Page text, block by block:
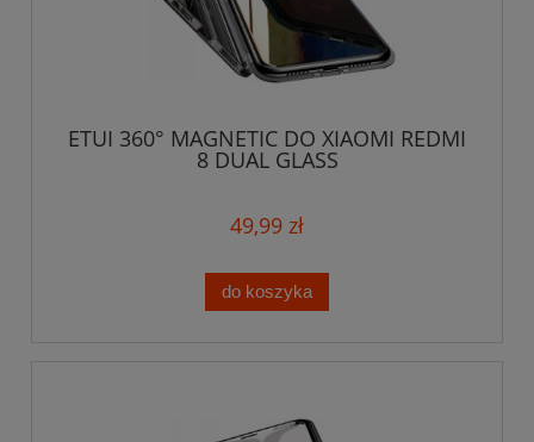
ETUI 360° MAGNETIC DO XIAOMI REDMI
8 DUAL GLASS
49,99 zł
do koszyka